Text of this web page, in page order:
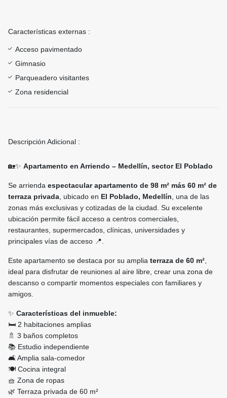
Características externas :
Acceso pavimentado
Gimnasio
Parqueadero visitantes
Zona residencial
Descripción Adicional :
🏡✨ Apartamento en Arriendo – Medellín, sector El Poblado
Se arrienda espectacular apartamento de 98 m² más 60 m² de
terraza privada , ubicado en El Poblado, Medellín , una de las
zonas más exclusivas y cotizadas de la ciudad. Su excelente
ubicación permite fácil acceso a centros comerciales,
restaurantes, supermercados, clínicas, universidades y
principales vías de acceso 📍.
Este apartamento se destaca por su amplia terraza de 60 m²
ideal para disfrutar de reuniones al aire libre, crear una zona de
descanso o compartir momentos especiales con familiares y
amigos.
✨ Características del inmueble:
🛏️ 2 habitaciones amplias
🚿 3 baños completos
📚 Estudio independiente
🛋️ Amplia sala-comedor
🍽️ Cocina integral
🧺 Zona de ropas
🌿 Terraza privada de 60 m²